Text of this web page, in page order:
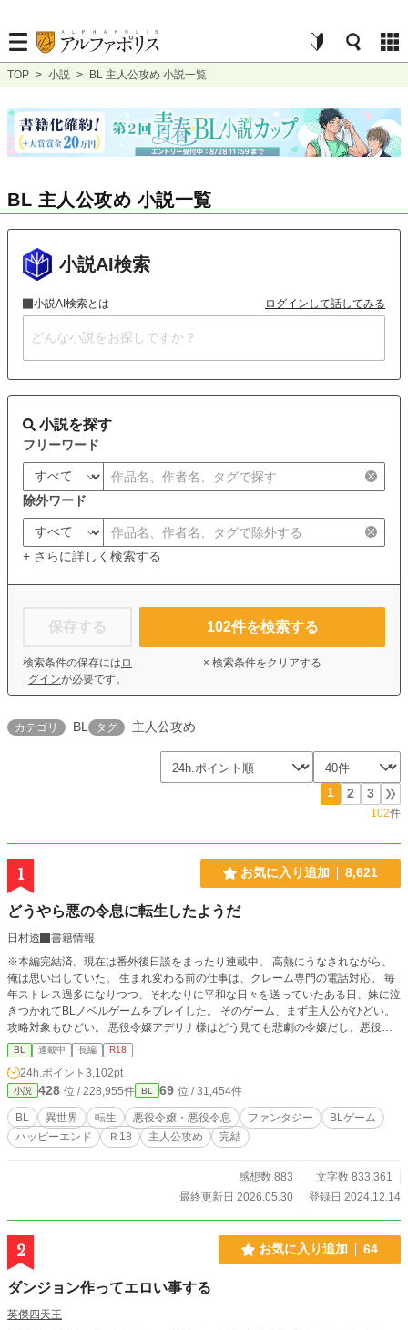
TOP > 小説 > BL 主人公攻め 小説一覧
BL 主人公攻め 小説一覧
小説AI検索
小説AI検索とは ログインして話してみる
小説を探す
フリーワード
除外ワード
+ さらに詳しく検索する
保存する
検索条件の保存には ロ
グインが必要です。
102件を検索する
× 検索条件をクリアする
カテゴリ BL タグ 主人公攻め
1 2 3
102件
1 お気に入り追加 8,621
どうやら悪の令息に転生したようだ
日村透
書籍情報
※本編完結済。現在は番外後日談をまったり連載中。 高熱にうなされながら、
俺は思い出していた。 生まれ変わる前の仕事は、クレーム専門の電話対応。 毎
年ストレス過多になりつつ、それなりに平和な日々を送っていたある日、妹に泣
きつかれてBLノベルゲームをプレイした。 そのゲーム、まず主人公がひどい。
攻略対象もひどい。 悪役令嬢アデリナ様はどう見ても悲劇の令嬢だし、悪役令
息リシェルも救いがなさ過ぎる。 「こいつら助けてあげたい……！」 妹と二人
して語り合っていたら、なんとアデリナ様の弟ランハートとして転生すること
に。 ――拝啓 妹よ。我らの望みが叶う時が来た。 俺は必ずやアデリナ様とリ
シェルを悲劇の運命から助け出し、元凶どもを駆逐してみせよう……！
BL 連載中 長編 R18
24h.ポイント 3,102pt
小説 428 位 / 228,955件 BL 69 位 / 31,454件
BL 異世界 転生 悪役令嬢・悪役令息 ファンタジー
BLゲーム
ハッピーエンド
Ｒ18 主人公攻め 完結
感想数 883
文字数 833,361
最終更新日 2026.05.30
登録日 2024.12.14
2 お気に入り追加 64
ダンジョン作ってエロい事する
英傑四天王